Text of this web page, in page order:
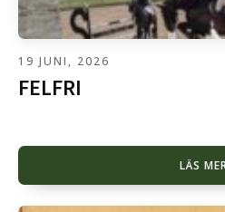
19 JUNI, 2026
FELFRI
LÄS